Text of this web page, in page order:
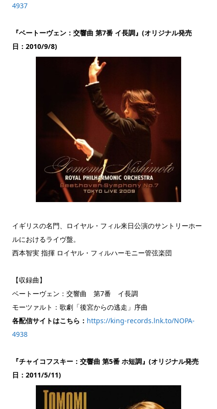
4937
『ベートーヴェン：交響曲 第7番 イ長調』(オリジナル発売
日：2010/9/8)
イギリスの名門、ロイヤル・フィル来日公演のサントリーホー
ルにおけるライヴ盤。
西本智実 指揮 ロイヤル・フィルハーモニー管弦楽団
【収録曲】
ベートーヴェン：交響曲 第7番 イ長調
モーツァルト：歌劇「後宮からの逃走」序曲
各配信サイトはこちら： https://king-records.lnk.to/NOPA-
4938
『チャイコフスキー：交響曲 第5番 ホ短調』(オリジナル発売
日：2011/5/11)